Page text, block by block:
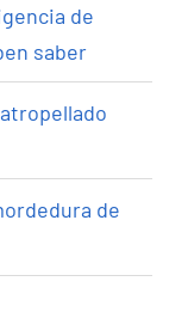
de
saber
de